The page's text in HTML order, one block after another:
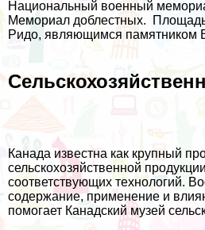
Национальный военный
Мемориал доблестных.
Ридо, являющимся памятником
Канада известна как крупный
сельскохозяйственной
соответствующих технологий.
содержание, применение и
помогает Канадский музей